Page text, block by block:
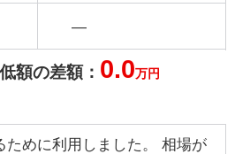
―
額の差額： 0.0万円
ために利用しました。 相場が